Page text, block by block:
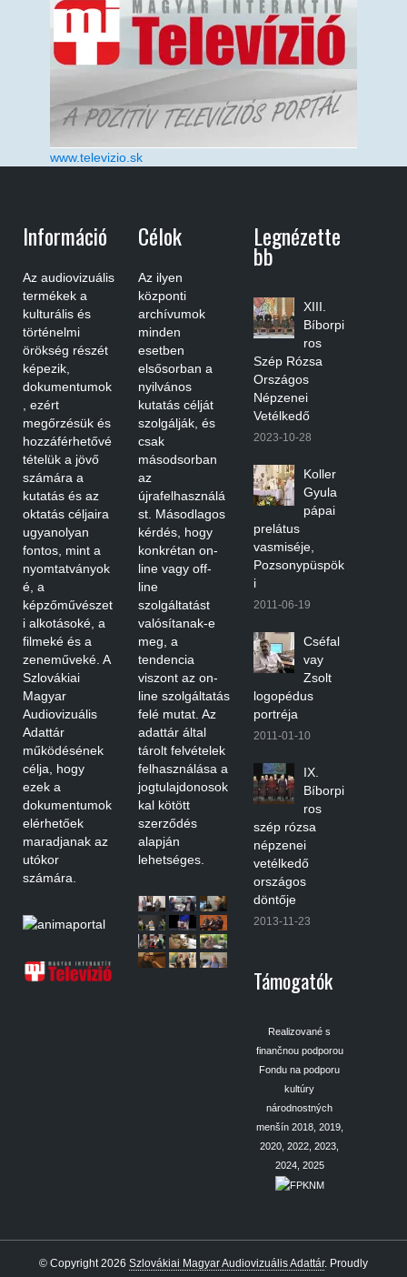
www.televizio.sk
Információ
Az audiovizuális
termékek a
kulturális és
történelmi
örökség részét
képezik,
dokumentumok
, ezért
megőrzésük és
hozzáférhetővé
tételük a jövő
számára a
kutatás és az
oktatás céljaira
ugyanolyan
fontos, mint a
nyomtatványok
é, a
képzőművészet
i alkotásoké, a
filmeké és a
zeneműveké. A
Szlovákiai
Magyar
Audiovizuális
Adattár
működésének
célja, hogy
ezek a
dokumentumok
elérhetőek
maradjanak az
utókor
számára.
Célok
Az ilyen
központi
archívumok
minden
esetben
elsősorban a
nyilvános
kutatás célját
szolgálják, és
csak
másodsorban
az
újrafelhasználá
st. Másodlagos
kérdés, hogy
konkrétan on-
line vagy off-
line
szolgáltatást
valósítanak-e
meg, a
tendencia
viszont az on-
line szolgáltatás
felé mutat. Az
adattár által
tárolt felvételek
felhasználása a
jogtulajdonosok
kal kötött
szerződés
alapján
lehetséges.
Legnézette
Bb
XIII.
Bíborpi
ros
Szép Rózsa
Országos
Népzenei
Vetélkedő
2023-10-28
Koller
Gyula
pápai
prelátus
vasmiséje,
Pozsonypüspök
i
2011-06-19
Cséfal
vay
Zsolt
logopédus
portréja
2011-01-10
IX.
Bíborpi
ros
szép rózsa
népzenei
vetélkedő
országos
döntője
2013-11-23
Támogatók
Realizované s
finančnou podporou
Fondu na podporu
kultúry
národnostných
menšín 2018, 2019,
2020, 2022, 2023,
2024, 2025
© Copyright 2026 Szlovákiai Magyar Audiovizuális Adattár. Proudly